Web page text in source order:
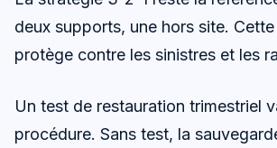
deux supports, une hors site.
protège contre les sinistres et les
Un test de restauration trimestriel
procédure. Sans test, la